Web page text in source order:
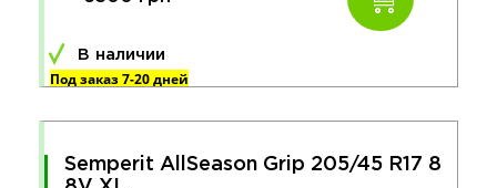
В наличии
Под заказ 7-20 дней
Semperit AllSeason Grip 205/45 R17 8